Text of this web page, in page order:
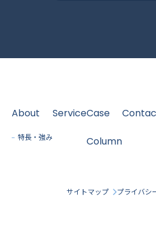
About
特長・強み
ServiceCase
Column
サイトマップ プライバシ